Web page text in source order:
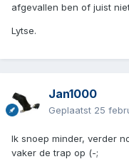
afgevallen ben of juist
Lytse.
Jan1000
Geplaatst 25
Ik snoep minder, verder
vaker de trap op (-;